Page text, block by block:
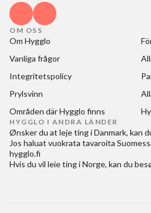
OM OSS
Om Hygglo
Vanliga frågor
Integritetspolicy
Prylsvinn
Områden där Hygglo finns
HYGGLO I ANDRA LÄNDER
Ønsker du at leje ting i Danmark, kan
Jos haluat vuokrata tavaroita
hygglo.fi
Hvis du vil leie ting i Norge, kan du